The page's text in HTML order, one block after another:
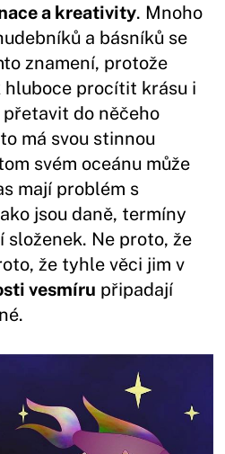
a kreativity. Mnoho
a básníků se
znamení, protože
procítit krásu i
do něčeho
má svou stinnou
svém oceánu může
mají problém s
jsou daně, termíny
složenek. Ne proto, že
že tyhle věci jim v
vesmíru připadají